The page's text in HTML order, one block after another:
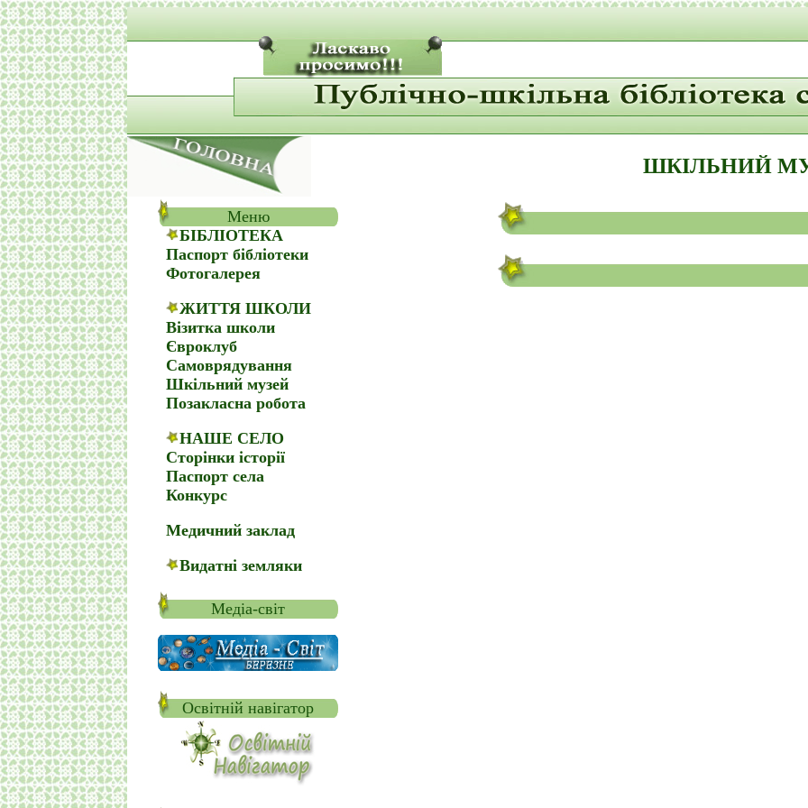
ШКІЛЬНИЙ
Меню
БІБЛІОТЕКА
Паспорт бібліотеки
Фотогалерея
ЖИТТЯ ШКОЛИ
Візитка школи
Євроклуб
Самоврядування
Шкільний музей
Позакласна робота
НАШЕ СЕЛО
Сторінки історії
Паспорт села
Конкурс
Медичний заклад
Видатні земляки
Медіа-світ
Освітній навігатор